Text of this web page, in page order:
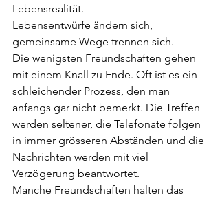
Lebensrealität.
Lebensentwürfe ändern sich,
gemeinsame Wege trennen sich.
Die wenigsten Freundschaften gehen
mit einem Knall zu Ende. Oft ist es ein
schleichender Prozess, den man
anfangs gar nicht bemerkt. Die Treffen
werden seltener, die Telefonate folgen
in immer grösseren Abständen und die
Nachrichten werden mit viel
Verzögerung beantwortet.
Manche Freundschaften halten das